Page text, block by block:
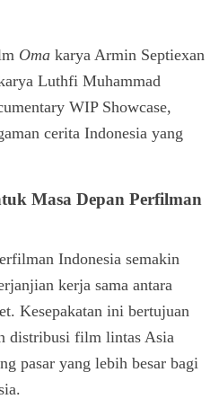
Oma karya Armin Septiexan
Luthfi Muhammad
WIP Showcase,
cerita Indonesia yang
Masa Depan Perfilman
Indonesia semakin
kerja sama antara
Kesepakatan ini bertujuan
distribusi film lintas Asia
pasar yang lebih besar bagi